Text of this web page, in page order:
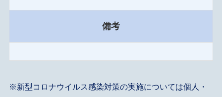
備考
※新型コロナウイルス感染対策の実施については個人・